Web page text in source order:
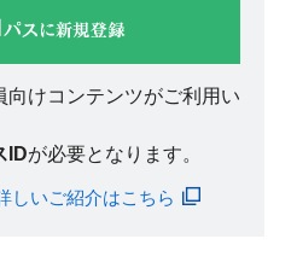
向けコンテンツがご利用い
IDが必要となります。
しいご紹介はこちら